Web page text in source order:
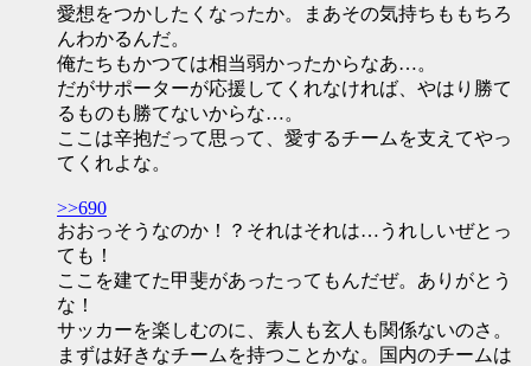
愛想をつかしたくなったか。まあその気持ちももちろ
んわかるんだ。
俺たちもかつては相当弱かったからなあ…。
だがサポーターが応援してくれなければ、やはり勝て
るものも勝てないからな…。
ここは辛抱だって思って、愛するチームを支えてやっ
てくれよな。
>>690
おおっそうなのか！？それはそれは…うれしいぜとっ
ても！
ここを建てた甲斐があったってもんだぜ。ありがとう
な！
サッカーを楽しむのに、素人も玄人も関係ないのさ。
まずは好きなチームを持つことかな。国内のチームは